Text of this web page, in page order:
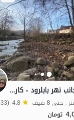
كوخ سويسري بجانب نهر بابلرود - كاردركلا
4.8 (33 تعليق)
تومان